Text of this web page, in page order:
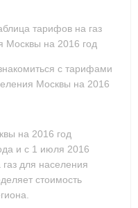
тарифов на газ
Москвы на 2016 год
с тарифами
Москвы на 2016
на 2016 год
и с 1 июля 2016
для населения
стоимость